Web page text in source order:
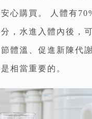
心購買。 人體有
，水進入體內後，
體溫、促進新陳代
相當重要的。